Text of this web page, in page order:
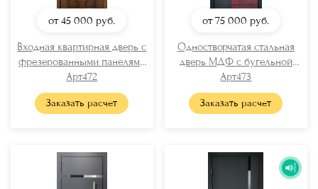
от 45 000 руб.
Входная квартирная дверь с
фрезерованными панелями
МДФ
Арт472
Заказать расчет
от 75 000 руб.
Одностворчатая стальная
дверь МДФ с бугельной
ручкой
Арт473
Заказать расчет